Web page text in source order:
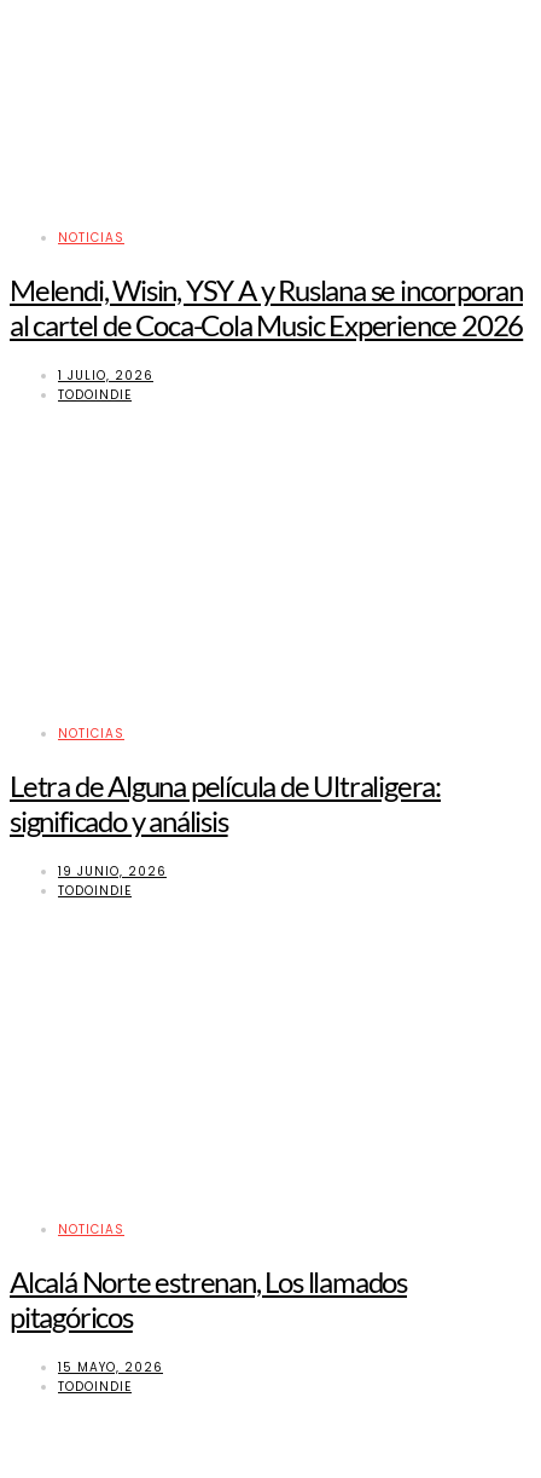
NOTICIAS
Melendi, Wisin, YSY A y Ruslana se incorporan
al cartel de Coca-Cola Music Experience 2026
1 JULIO, 2026
TODOINDIE
NOTICIAS
Letra de Alguna película de Ultraligera:
significado y análisis
19 JUNIO, 2026
TODOINDIE
NOTICIAS
Alcalá Norte estrenan, Los llamados
pitagóricos
15 MAYO, 2026
TODOINDIE